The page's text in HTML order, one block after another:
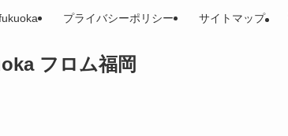
フロム福岡
プライバシーポリシー サイトマップ